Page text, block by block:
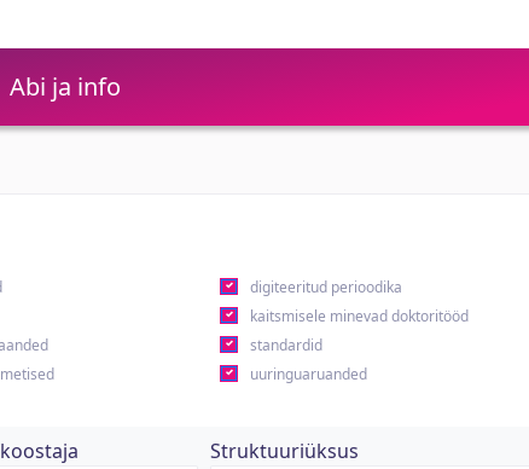
Abi ja info
digiteeritud perioodika
kaitsmisele minevad doktoritööd
standardid
uuringuaruanded
Struktuuriüksus